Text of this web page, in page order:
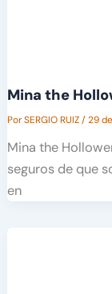
Mina the
PorSERGIO RUIZ/29
Mina the
seguros de que
en